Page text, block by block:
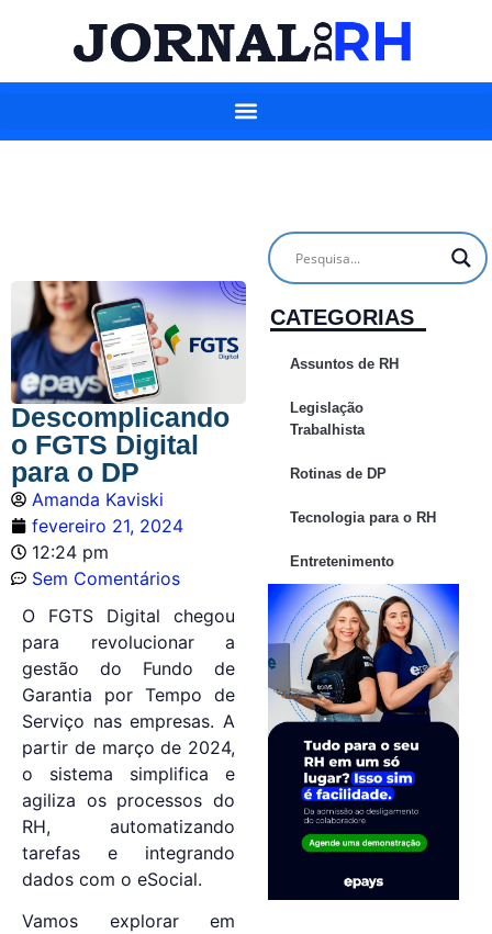
Descomplicando
o FGTS Digital
para o DP
Amanda Kaviski
fevereiro 21, 2024
12:24 pm
Sem Comentários
O FGTS Digital chegou
para revolucionar a
gestão do Fundo de
Garantia por Tempo de
Serviço nas empresas. A
partir de março de 2024,
o sistema simplifica e
agiliza os processos do
RH, automatizando
tarefas e integrando
dados com o eSocial.
Vamos explorar em
CATEGORIAS
Assuntos de RH
Legislação
Trabalhista
Rotinas de DP
Tecnologia para o RH
Entretenimento